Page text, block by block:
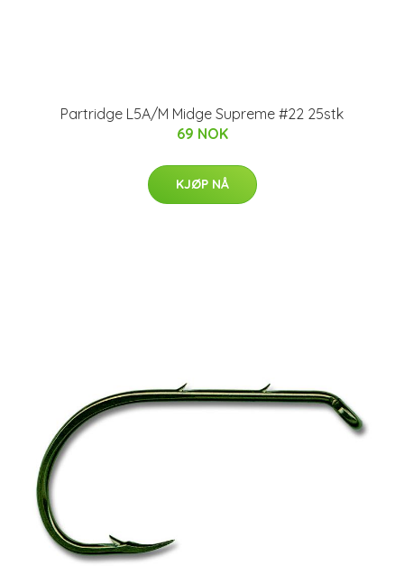
Partridge L5A/M Midge Supreme #22 25stk
69 NOK
KJØP NÅ